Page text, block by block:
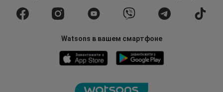
Watsons в вашем смартфоне